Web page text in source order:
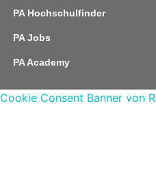
PA Hochschulfinder
PA Jobs
PA Academy
Cookie Consent Banner von